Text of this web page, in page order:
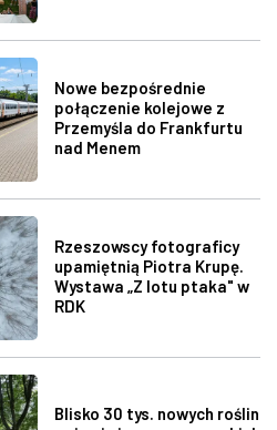
Nowe bezpośrednie
połączenie kolejowe z
Przemyśla do Frankfurtu
nad Menem
Rzeszowscy fotograficy
upamiętnią Piotra Krupę.
Wystawa „Z lotu ptaka" w
RDK
Blisko 30 tys. nowych roślin